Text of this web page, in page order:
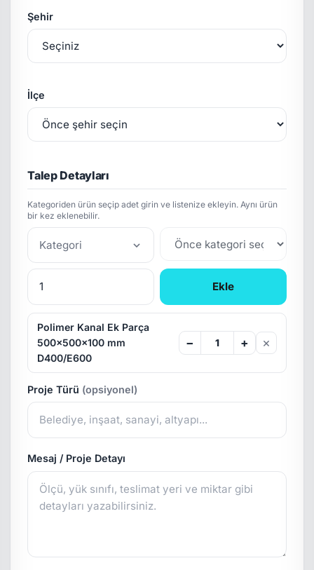
Şehir
İlçe
Talep Detayları
Kategoriden ürün seçip adet girin ve listenize ekleyin. Aynı ürün
bir kez eklenebilir.
Kategori
Ekle
Polimer Kanal Ek Parça
500x500x100 mm
D400/E600
− + ×
Proje Türü (opsiyonel)
Mesaj / Proje Detayı